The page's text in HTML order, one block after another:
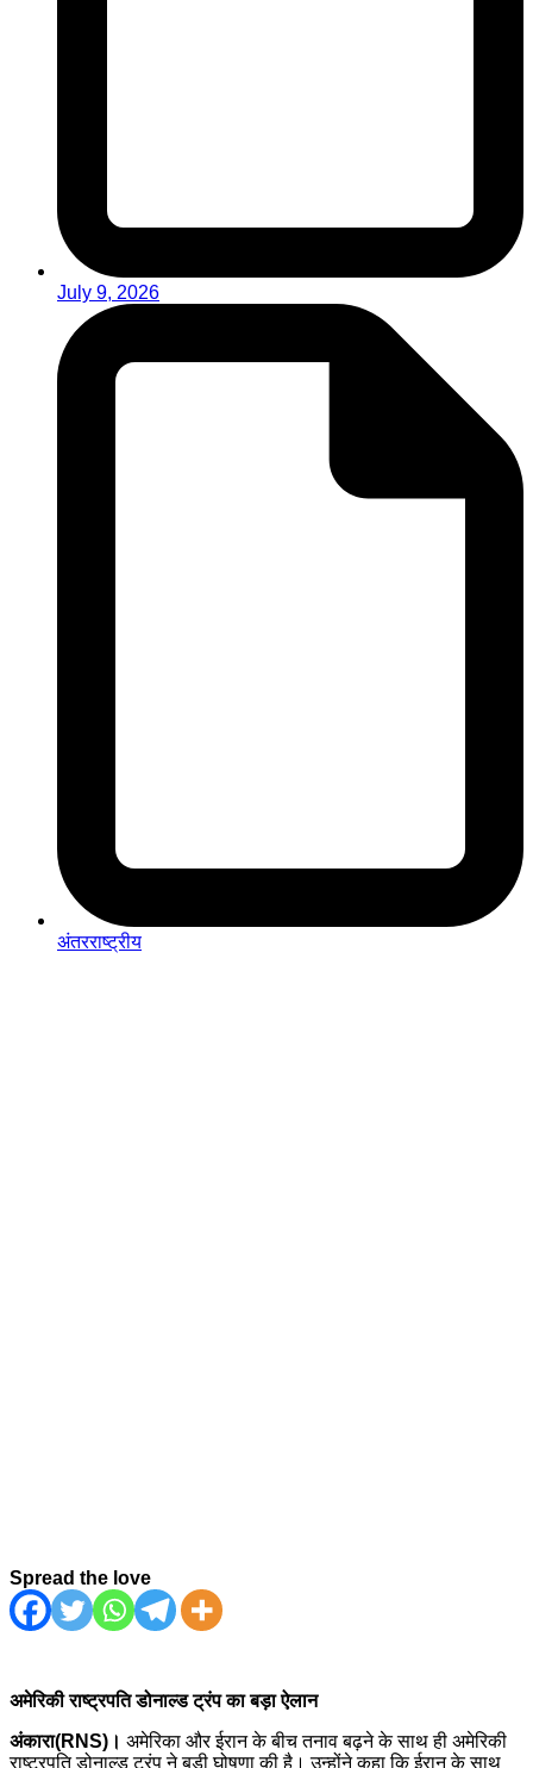
July 9, 2026
अंतरराष्ट्रीय
Spread the love
अमेरिकी राष्ट्रपति डोनाल्ड ट्रंप का बड़ा ऐलान
अंकारा(RNS)। अमेरिका और ईरान के बीच तनाव बढ़ने के साथ ही अमेरिकी
राष्ट्रपति डोनाल्ड ट्रंप ने बड़ी घोषणा की है। उन्होंने कहा कि ईरान के साथ